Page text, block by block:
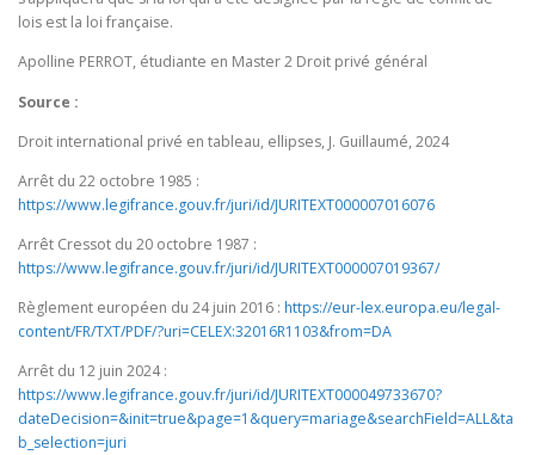
lois est la loi française.
Apolline PERROT, étudiante en Master 2 Droit privé général
Source :
Droit international privé en tableau, ellipses, J. Guillaumé, 2024
Arrêt du 22 octobre 1985 :
https://www.legifrance.gouv.fr/juri/id/JURITEXT000007016076
Arrêt Cressot du 20 octobre 1987 :
https://www.legifrance.gouv.fr/juri/id/JURITEXT000007019367/
Règlement européen du 24 juin 2016 : https://eur-lex.europa.eu/legal-
content/FR/TXT/PDF/?uri=CELEX:32016R1103&from=DA
Arrêt du 12 juin 2024 :
https://www.legifrance.gouv.fr/juri/id/JURITEXT000049733670?
dateDecision=&init=true&page=1&query=mariage&searchField=ALL&ta
b_selection=juri